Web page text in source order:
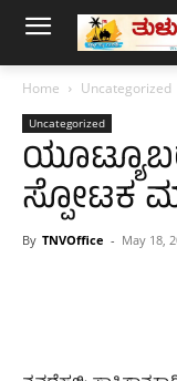
Home Uncategorized
Uncategorized
ಸ್ಪೋಟಕ
By TNVOffice - May 18,